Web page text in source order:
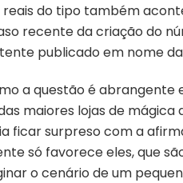
reais do tipo também
recente da criação do
publicado em nome
a questão é abrangente
maiores lojas de
surpreso com a
só favorece eles, que
o cenário de um